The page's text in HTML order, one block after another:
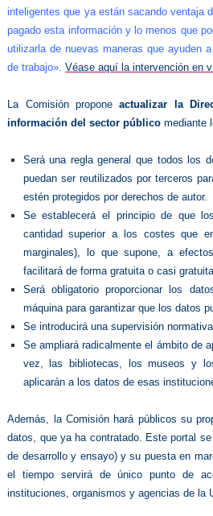
inteligentes que ya están sacando ventaja
pagado esta información y lo menos que
utilizarla de nuevas maneras que ayuden
de trabajo». Véase aquí la intervención en
La Comisión proponeactualizar la
información del sector público mediante
Será una regla general que todos los
puedan ser reutilizados por terceros
estén protegidos por derechos de autor.
Se establecerá el principio de que
cantidad superior a los costes que
marginales), lo que supone, a
facilitará de forma gratuita o casi
Será obligatorio proporcionar los
máquina para garantizar que los datos
Se introducirá una supervisión
Se ampliará radicalmente el ámbito de
vez, las bibliotecas, los museos y
aplicarán a los datos de esas
Además, la Comisión hará públicos su
datos, que ya ha contratado. Este portal
de desarrollo y ensayo) y su puesta en
el tiempo servirá de único punto de
instituciones, organismos y agencias de la